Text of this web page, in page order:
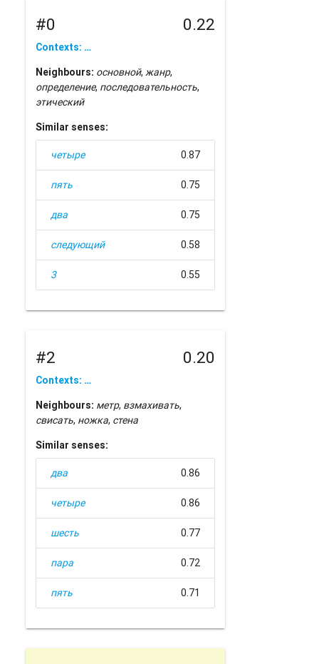
#0 0.22
Contexts: …
Neighbours: основной,жанр,
определение, последовательность,
этический
Similar senses:
четыре 0.87
пять 0.75
два 0.75
следующий 0.58
3 0.55
#2 0.20
Contexts: …
Neighbours: метр, взмахивать,
свисать, ножка, стена
Similar senses:
два 0.86
четыре 0.86
шесть 0.77
пара 0.72
пять 0.71